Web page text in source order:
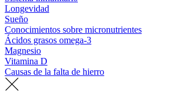
Longevidad
Sueño
Conocimientos sobre micronutrientes
Ácidos grasos omega-3
Magnesio
Vitamina D
Causas de la falta de hierro